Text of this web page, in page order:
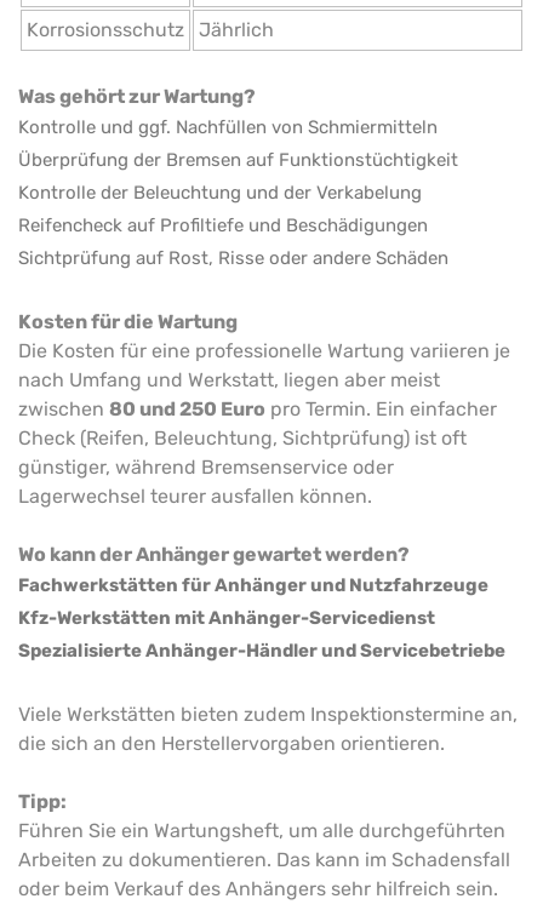
Korrosionsschutz Jährlich
Was gehört zur Wartung?
Kontrolle und ggf. Nachfüllen von Schmiermitteln
Überprüfung der Bremsen auf Funktionstüchtigkeit
Kontrolle der Beleuchtung und der Verkabelung
Reifencheck auf Profiltiefe und Beschädigungen
Sichtprüfung auf Rost, Risse oder andere Schäden
Kosten für die Wartung
Die Kosten für eine professionelle Wartung variieren je
nach Umfang und Werkstatt, liegen aber meist
zwischen 80 und 250 Euro pro Termin. Ein einfacher
Check (Reifen, Beleuchtung, Sichtprüfung) ist oft
günstiger, während Bremsenservice oder
Lagerwechsel teurer ausfallen können.
Wo kann der Anhänger gewartet werden?
Fachwerkstätten für Anhänger und Nutzfahrzeuge
Kfz-Werkstätten mit Anhänger-Servicedienst
Spezialisierte Anhänger-Händler und Servicebetriebe
Viele Werkstätten bieten zudem Inspektionstermine an,
die sich an den Herstellervorgaben orientieren.
Tipp:
Führen Sie ein Wartungsheft, um alle durchgeführten
Arbeiten zu dokumentieren. Das kann im Schadensfall
oder beim Verkauf des Anhängers sehr hilfreich sein.